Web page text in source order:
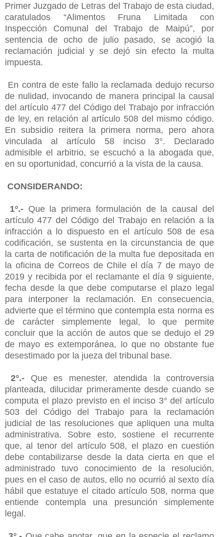
Primer Juzgado de Letras del Trabajo de esta ciudad,
caratulados “Alimentos Fruna Limitada con
Inspección Comunal del Trabajo de Maipú”, por
sentencia de ocho de julio pasado, se acogió la
reclamación judicial y se dejó sin efecto la multa
impuesta.
En contra de este fallo la reclamada dedujo recurso
de nulidad, invocando de manera principal la causal
del artículo 477 del Código del Trabajo por infracción
de ley, en relación al artículo 508 del mismo código.
En subsidio reitera la primera norma, pero ahora
vinculada al artículo 58 inciso 3°. Declarado
admisible el arbitrio, se escuchó a la abogada que,
en su oportunidad, concurrió a la vista de la causa.
CONSIDERANDO:
1°.- Que la primera formulación de la causal del
artículo 477 del Código del Trabajo en relación a la
infracción a lo dispuesto en el artículo 508 de esa
codificación, se sustenta en la circunstancia de que
la carta de notificación de la multa fue depositada en
la oficina de Correos de Chile el día 7 de mayo de
2019 y recibida por el reclamante el día 9 siguiente,
fecha desde la que debe computarse el plazo legal
para interponer la reclamación. En consecuencia,
advierte que el término que contempla esta norma es
de carácter simplemente legal, lo que permite
concluir que la acción de autos que se dedujo el 29
de mayo es extemporánea, lo que no obstante fue
desestimado por la jueza del tribunal base.
2°.- Que es menester, atendida la controversia
planteada, dilucidar primeramente desde cuando se
computa el plazo previsto en el inciso 3° del artículo
503 del Código del Trabajo para la reclamación
judicial de las resoluciones que apliquen una multa
administrativa. Sobre esto, sostiene el recurrente
que, al tenor del artículo 508, el plazo en cuestión
debe contabilizarse desde la data cierta en que el
administrado tuvo conocimiento de la resolución,
pues en el caso de autos, ello no ocurrió al sexto día
hábil que estatuye el citado artículo 508, norma que
entiende contempla una presunción simplemente
legal.